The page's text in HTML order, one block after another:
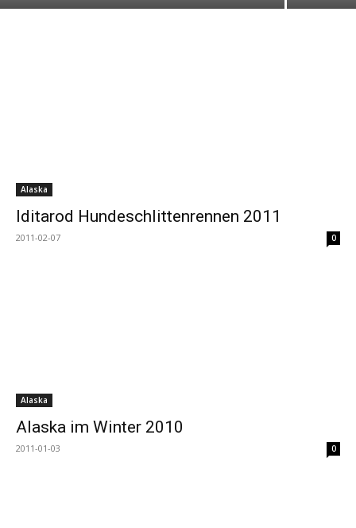
Alaska
Iditarod Hundeschlittenrennen 2011
2011-02-07 0
Alaska
Alaska im Winter 2010
2011-01-03 0